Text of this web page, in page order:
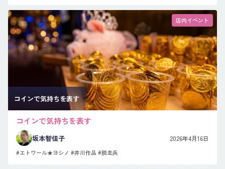
店内イベント
コインで気持ちを表す
コインで気持ちを表す
坂本智佳子 2026年4月16日
#エトワール★ヨシノ #井川作品 #脱走兵